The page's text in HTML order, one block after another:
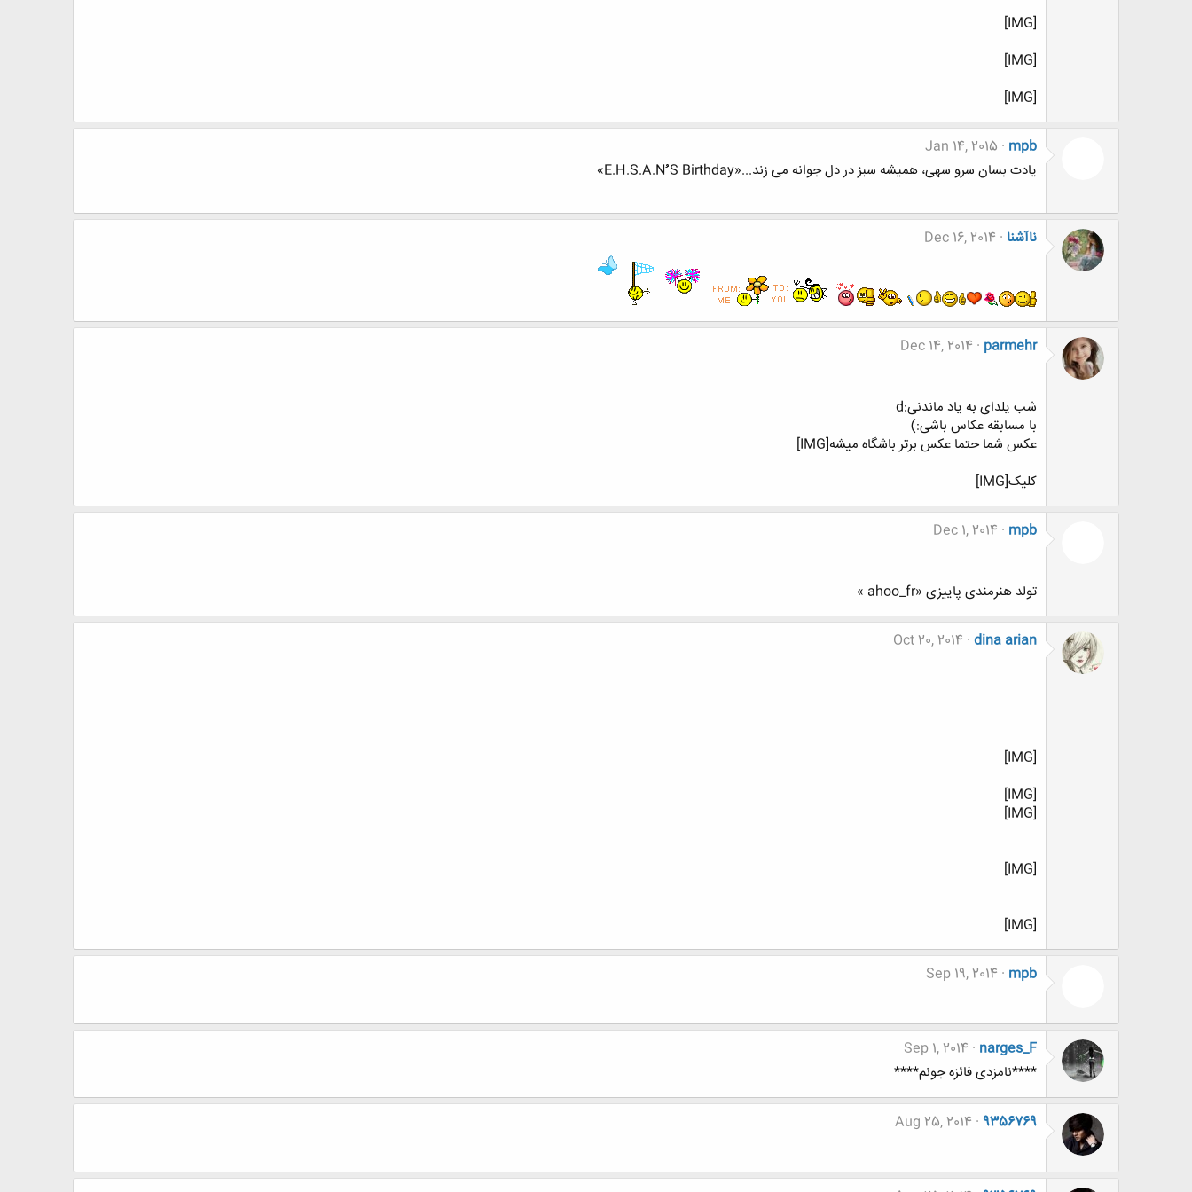
[IMG]
[IMG]
[IMG]
mpb
Jan 14, 2015
یادت بسان سرو سهی، همیشه سبز در دل جوانه می زند...«E.H.S.A.Nُُُ S Birthday»
ناآشنا Dec 16, 2014
parmehr
Dec 14, 2014
شب یلدای به یاد ماندنی:d
با مسابقه عکاس باشی:)
عکس شما حتما عکس برتر باشگاه میشه[IMG]
کلیک[IMG]
mpb
Dec 1, 2014
تولد هنرمندی پاییزی «ahoo_fr »
dina arian
Oct 20, 2014
[IMG]
[IMG]
[IMG]
[IMG]
[IMG]
mpb
Sep 19, 2014
narges_F
Sep 1, 2014
****نامزدی فائزه جونم****
9356769
Aug 25, 2014